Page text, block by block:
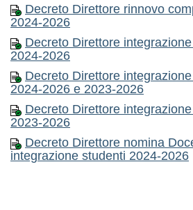
Decreto Direttore rinnovo
2024-2026
Decreto Direttore
2024-2026
Decreto Direttore
2024-2026 e 2023-2026
Decreto Direttore
2023-2026
Decreto Direttore nomina
integrazione studenti 2024-2026